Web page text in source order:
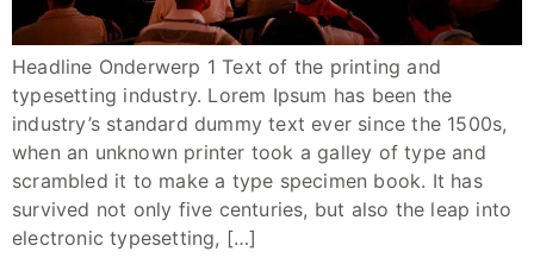
Headline Onderwerp 1 Text of the printing and
typesetting industry. Lorem Ipsum has been the
industry’s standard dummy text ever since the 1500s,
when an unknown printer took a galley of type and
scrambled it to make a type specimen book. It has
survived not only five centuries, but also the leap into
electronic typesetting, […]